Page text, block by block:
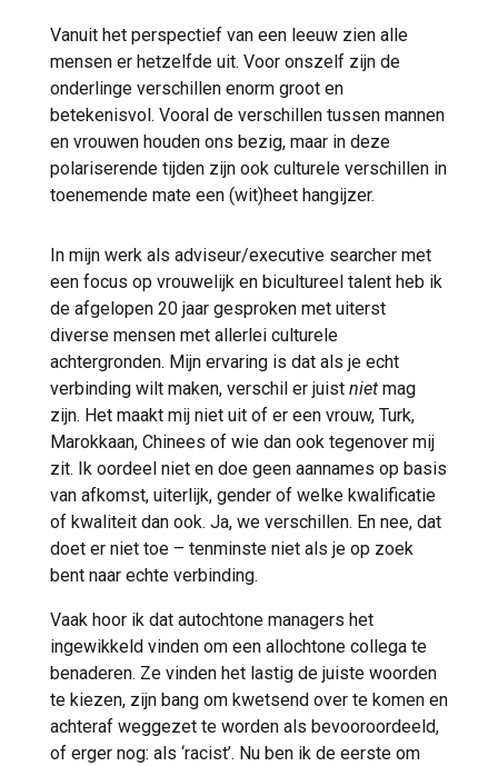
Vanuit het perspectief van een leeuw zien alle
mensen er hetzelfde uit. Voor onszelf zijn de
onderlinge verschillen enorm groot en
betekenisvol. Vooral de verschillen tussen mannen
en vrouwen houden ons bezig, maar in deze
polariserende tijden zijn ook culturele verschillen in
toenemende mate een (wit)heet hangijzer.
In mijn werk als adviseur/executive searcher met
een focus op vrouwelijk en bicultureel talent heb ik
de afgelopen 20 jaar gesproken met uiterst
diverse mensen met allerlei culturele
achtergronden. Mijn ervaring is dat als je echt
verbinding wilt maken, verschil er juist niet mag
zijn. Het maakt mij niet uit of er een vrouw, Turk,
Marokkaan, Chinees of wie dan ook tegenover mij
zit. Ik oordeel niet en doe geen aannames op basis
van afkomst, uiterlijk, gender of welke kwalificatie
of kwaliteit dan ook. Ja, we verschillen. En nee, dat
doet er niet toe – tenminste niet als je op zoek
bent naar echte verbinding.
Vaak hoor ik dat autochtone managers het
ingewikkeld vinden om een allochtone collega te
benaderen. Ze vinden het lastig de juiste woorden
te kiezen, zijn bang om kwetsend over te komen en
achteraf weggezet te worden als bevooroordeeld,
of erger nog: als ‘racist’. Nu ben ik de eerste om